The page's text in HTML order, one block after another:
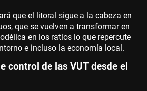
que el litoral sigue a la cabeza en
que se vuelven a transformar en
en los ratios lo que repercute
e incluso la economía local.
control de las VUT desde el